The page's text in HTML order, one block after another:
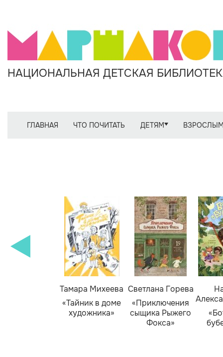
НАЦИОНАЛЬНАЯ ДЕТСКАЯ
ГЛАВНАЯ ЧТО ПОЧИТАТЬ ДЕТЯМ
Тамара Михеева
«Тайник в доме
художника»
Светлана Горева
«Приключения
сыщика Рыжего
Фокса»